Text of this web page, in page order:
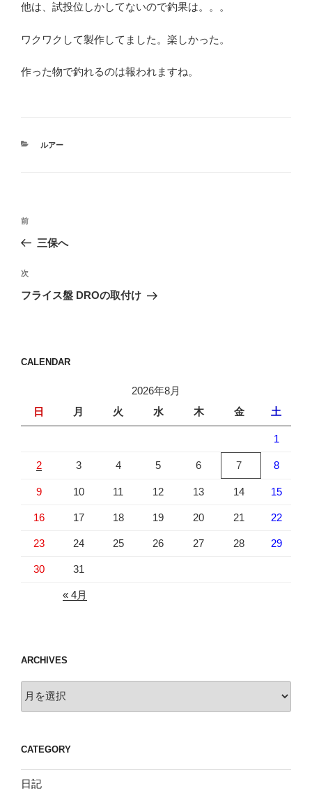
他は、試投位しかしてないので釣果は。。。
ワクワクして製作してました。楽しかった。
作った物で釣れるのは報われますね。
カ
ルアー
投
ビ
ゲ
ン
前
の
稿
前
三保へ
次
の
次
フライス盤 DROの取付け
CALENDAR
2026年8月
日
月 火 水 木 金 土
1
2 3 4 5 6 7 8
9 10 11 12 13 14 15
16 17 18 19 20 21 22
23 24 25 26 27 28 29
30 31
« 4月
ARCHIVES
CATEGORY
日記